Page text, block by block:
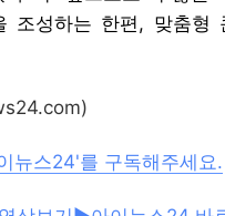
조성하는 한편, 맞춤형
뉴스24'를 구독해주세요.